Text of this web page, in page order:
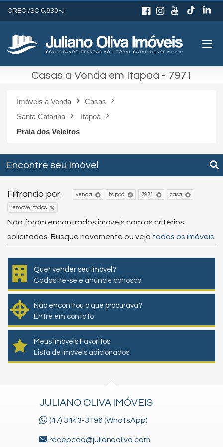
CRECI/SC 6.830-J
Casas à Venda em Itapoá - 7971
Imóveis à Venda
Casas
Santa Catarina
Itapoá
Praia dos Veleiros
Encontre seu Imóvel
Filtrando por: venda itapoá 7971 casa
remover todos
Não foram encontrados imóveis com os critérios
solicitados. Busque novamente ou veja todos os imóveis
Quer vender seu imóvel?
Cadastre-se e anuncie conosco
Não encontrou o que procurava?
Entre em contato
Meus imóveis Favoritos
Lista de imóveis adicionados
JULIANO OLIVA IMÓVEIS
(47) 3443-3196 (WhatsApp)
recepcao@julianooliva.com